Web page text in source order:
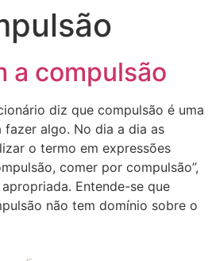
a compulsão
diz que compulsão é uma
algo. No dia a dia as
o termo em expressões
comer por compulsão”,
Entende-se que
não tem domínio sobre o